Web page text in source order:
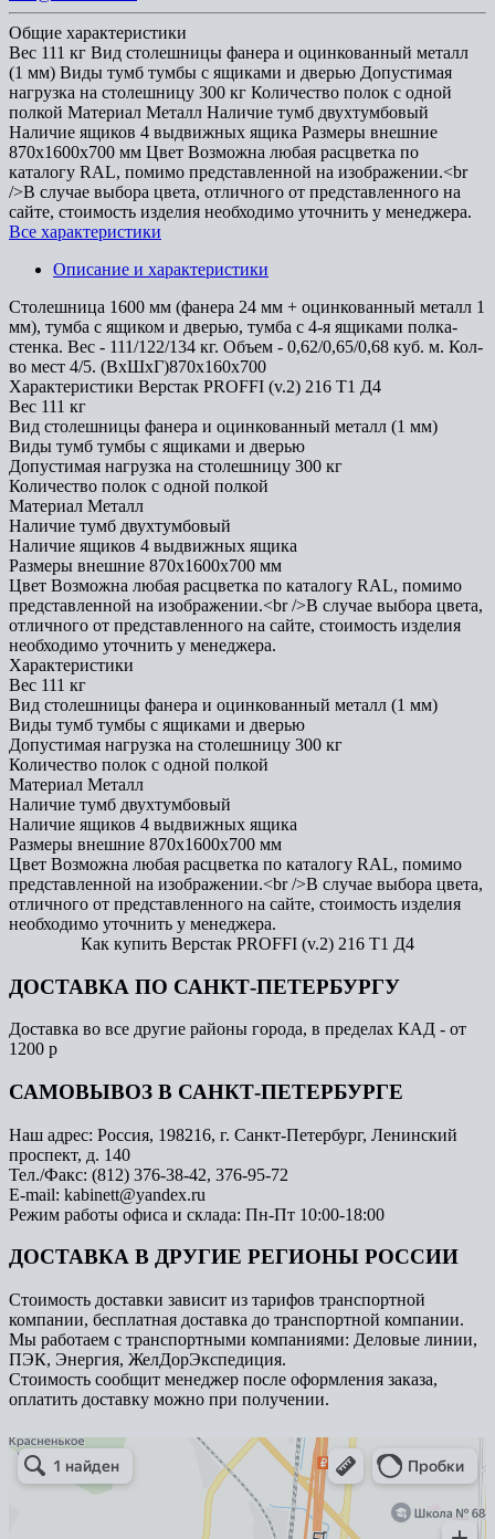
Общие характеристики
Вес 111 кг Вид столешницы фанера и оцинкованный металл
(1 мм) Виды тумб тумбы с ящиками и дверью Допустимая
нагрузка на столешницу 300 кг Количество полок с одной
полкой Материал Металл Наличие тумб двухтумбовый
Наличие ящиков 4 выдвижных ящика Размеры внешние
870x1600x700 мм Цвет Возможна любая расцветка по
каталогу RAL, помимо представленной на изображении.<br
/>В случае выбора цвета, отличного от представленного на
сайте, стоимость изделия необходимо уточнить у менеджера.
Все характеристики
Описание и характеристики
Cтолешница 1600 мм (фанера 24 мм + оцинкованный металл 1
мм), тумба с ящиком и дверью, тумба с 4-я ящиками полка-
стенка. Вес - 111/122/134 кг. Объем - 0,62/0,65/0,68 куб. м. Кол-
во мест 4/5. (ВхШхГ)870х160х700
Характеристики Верстак PROFFI (v.2) 216 Т1 Д4
Вес 111 кг
Вид столешницы фанера и оцинкованный металл (1 мм)
Виды тумб тумбы с ящиками и дверью
Допустимая нагрузка на столешницу 300 кг
Количество полок с одной полкой
Материал Металл
Наличие тумб двухтумбовый
Наличие ящиков 4 выдвижных ящика
Размеры внешние 870x1600x700 мм
Цвет Возможна любая расцветка по каталогу RAL, помимо
представленной на изображении.<br />В случае выбора цвета,
отличного от представленного на сайте, стоимость изделия
необходимо уточнить у менеджера.
Характеристики
Вес 111 кг
Вид столешницы фанера и оцинкованный металл (1 мм)
Виды тумб тумбы с ящиками и дверью
Допустимая нагрузка на столешницу 300 кг
Количество полок с одной полкой
Материал Металл
Наличие тумб двухтумбовый
Наличие ящиков 4 выдвижных ящика
Размеры внешние 870x1600x700 мм
Цвет Возможна любая расцветка по каталогу RAL, помимо
представленной на изображении.<br />В случае выбора цвета,
отличного от представленного на сайте, стоимость изделия
необходимо уточнить у менеджера.
Как купить Верстак PROFFI (v.2) 216 Т1 Д4
ДОСТАВКА ПО САНКТ-ПЕТЕРБУРГУ
Доставка во все другие районы города, в пределах КАД - от
1200 р
САМОВЫВОЗ В САНКТ-ПЕТЕРБУРГЕ
Наш адрес: Россия, 198216, г. Санкт-Петербург, Ленинский
проспект, д. 140
Тел./Факс: (812) 376-38-42, 376-95-72
E-mail: kabinett@yandex.ru
Режим работы офиса и склада: Пн-Пт 10:00-18:00
ДОСТАВКА В ДРУГИЕ РЕГИОНЫ РОССИИ
Стоимость доставки зависит из тарифов транспортной
компании, бесплатная доставка до транспортной компании.
Мы работаем с транспортными компаниями: Деловые линии,
ПЭК, Энергия, ЖелДорЭкспедиция.
Стоимость сообщит менеджер после оформления заказа,
оплатить доставку можно при получении.
Арметкон
Металлическая мебель в Санкт‑Петербурге
Торговое оборудование в Санкт‑Петербурге